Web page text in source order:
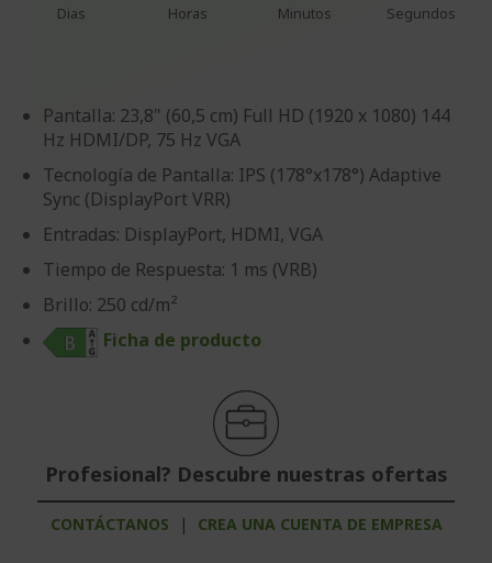
Dias Horas Minutos Segundos
Pantalla: 23,8" (60,5 cm) Full HD (1920 x 1080) 144
Hz HDMI/DP, 75 Hz VGA
Tecnología de Pantalla: IPS (178°x178°) Adaptive
Sync (DisplayPort VRR)
Entradas: DisplayPort, HDMI, VGA
Tiempo de Respuesta: 1 ms (VRB)
Brillo: 250 cd/m²
Ficha de producto
Profesional? Descubre nuestras ofertas
CONTÁCTANOS | CREA UNA CUENTA DE EMPRESA